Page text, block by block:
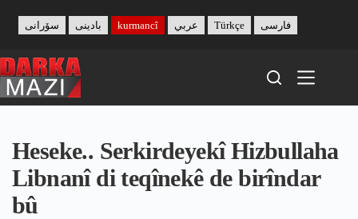
content
بادینی سۆرانی kurmancî عربي Türkçe فارسی
Heseke.. Serkirdeyekî Hizbullaha
Libnanî di teqînekê de birîndar
bû